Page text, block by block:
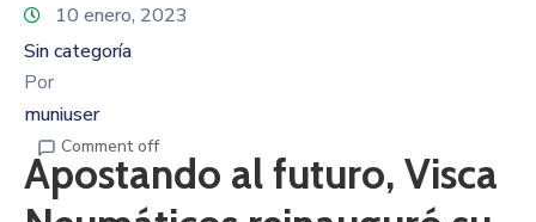
10 enero, 2023
Sin categoría
Por
muniuser
Comment off
Apostando al futuro, Visca